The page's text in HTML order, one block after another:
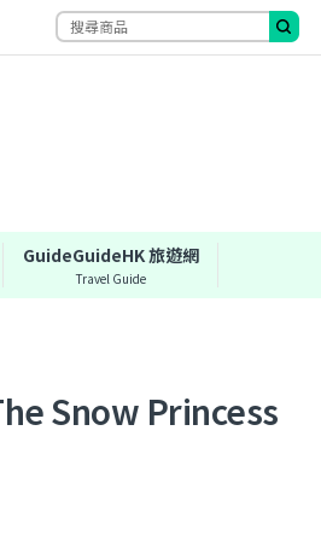
GuideGuideHK 旅遊網
Travel Guide
Snow Princess